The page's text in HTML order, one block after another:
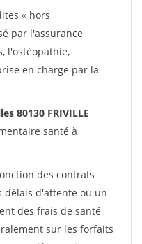
« hors
par l'assurance
l'ostéopathie,
en charge par la
80130 FRIVILLE
santé à
des contrats
délais d'attente ou un
des frais de santé
sur les forfaits